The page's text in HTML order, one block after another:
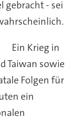
gebracht - sei
Ein Krieg in
Taiwan sowie
Folgen für
ein